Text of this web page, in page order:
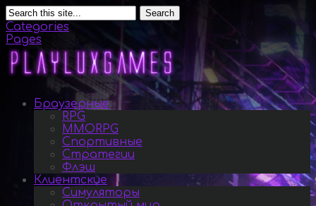
Search
Categories
Pages
Браузерные
RPG
MMORPG
Спортивные
Стратегии
Флэш
Клиентские
Симуляторы